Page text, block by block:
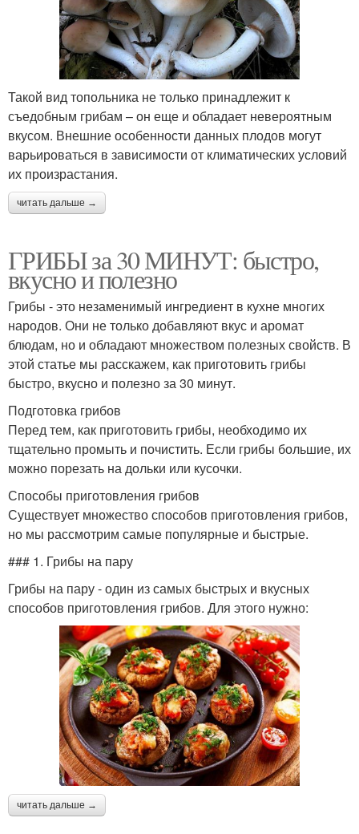
Такой вид топольника не только принадлежит к
съедобным грибам – он еще и обладает невероятным
вкусом. Внешние особенности данных плодов могут
варьироваться в зависимости от климатических условий
их произрастания.
читать дальше →
ГРИБЫ за 30 МИНУТ: быстро,
вкусно и полезно
Грибы - это незаменимый ингредиент в кухне многих
народов. Они не только добавляют вкус и аромат
блюдам, но и обладают множеством полезных свойств. В
этой статье мы расскажем, как приготовить грибы
быстро, вкусно и полезно за 30 минут.
Подготовка грибов
Перед тем, как приготовить грибы, необходимо их
тщательно промыть и почистить. Если грибы большие, их
можно порезать на дольки или кусочки.
Способы приготовления грибов
Существует множество способов приготовления грибов,
но мы рассмотрим самые популярные и быстрые.
### 1. Грибы на пару
Грибы на пару - один из самых быстрых и вкусных
способов приготовления грибов. Для этого нужно:
читать дальше →